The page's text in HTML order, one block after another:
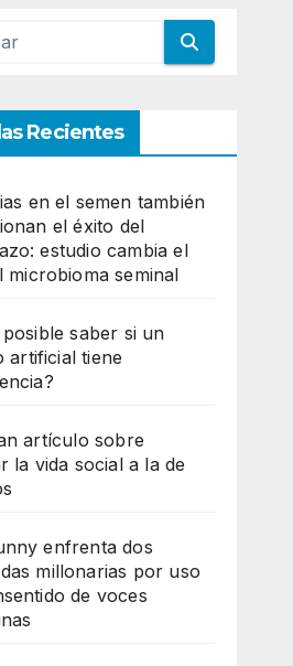
Recientes
en el semen también
el éxito del
estudio cambia el
microbioma seminal
saber si un
artificial tiene
artículo sobre
la vida social a la de
enfrenta dos
millonarias por uso
de voces